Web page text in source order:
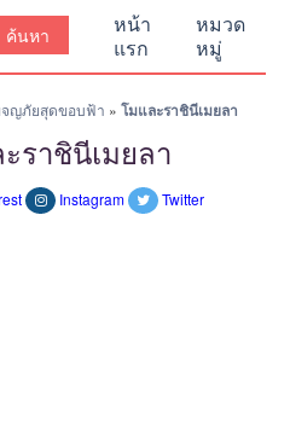
หน้า
แรก
หมวด
หมู่
จญภัยสุดขอบฟ้า » โมและราชินีเมยลา
ราชินีเมยลา
Instagram Twitter